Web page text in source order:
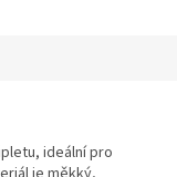
ideální pro